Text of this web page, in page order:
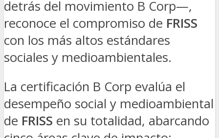
detrás del movimiento B Corp—,
reconoce el compromiso de FRISS
con los más altos estándares
sociales y medioambientales.
La certificación B Corp evalúa el
desempeño social y medioambiental
de FRISS en su totalidad, abarcando